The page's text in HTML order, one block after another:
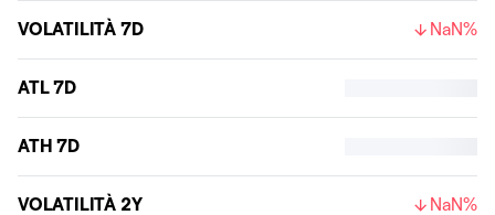
VOLATILITÀ 7D NaN%
ATL 7D
ATH 7D
VOLATILITÀ 2Y NaN%